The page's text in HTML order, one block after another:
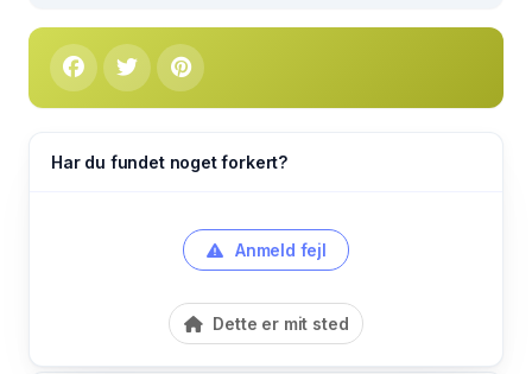
Har du fundet noget forkert?
Anmeld fejl
Dette er mit sted